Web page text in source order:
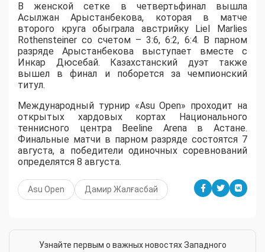
В женской сетке в четвертьфинал вышла
Асылжан Арыстанбекова, которая в матче
второго круга обыграла австрийку Liel Marlies
Rothensteiner со счетом – 3:6, 6:2, 6:4. В парном
разряде Арыстанбекова выступает вместе с
Инкар Дюсебай. Казахстанский дуэт также
вышел в финал и поборется за чемпионский
титул.
Международный турнир «Asu Open» проходит на
открытых хардовых кортах Национального
теннисного центра Beeline Arena в Астане.
Финальные матчи в парном разряде состоятся 7
августа, а победители одиночных соревнований
определятся 8 августа.
Asu Open Дамир Жалғасбай
Узнайте первым о важных новостях Западного